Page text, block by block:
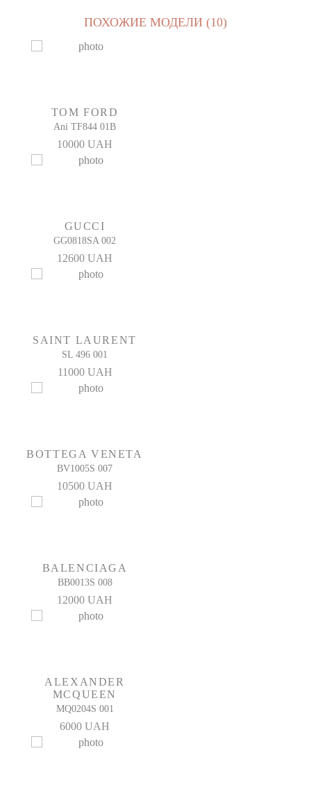
Серый градиент
Материал оправы
SL M75 003
Производитель:
Made in Italy
Защита глаз:
понравившиеся Вам очки из каталога нашего сайта —
ОСТАВИТЬ КОММЕНТАРИЙ
ПОХОЖИЕ МОДЕЛИ (10)
TOM FORD
Ani TF844 01B
10000 UAH
GUCCI
GG0818SA 002
12600 UAH
SAINT LAURENT
SL 496 001
11000 UAH
BOTTEGA VENETA
BV1005S 007
10500 UAH
BALENCIAGA
BB0013S 008
12000 UAH
ALEXANDER
MCQUEEN
MQ0204S 001
6000 UAH